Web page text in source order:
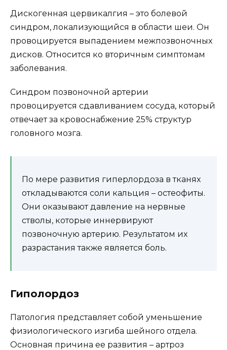
Дискогенная цервикалгия – это болевой
синдром, локализующийся в области шеи. Он
провоцируется выпадением межпозвоночных
дисков. Относится ко вторичным симптомам
заболевания.
Синдром позвоночной артерии
провоцируется сдавливанием сосуда, который
отвечает за кровоснабжение 25% структур
головного мозга.
По мере развития гиперлордоза в тканях
откладываются соли кальция – остеофиты.
Они оказывают давление на нервные
стволы, которые иннервируют
позвоночную артерию. Результатом их
разрастания также является боль.
Гиполордоз
Патология представляет собой уменьшение
физиологического изгиба шейного отдела.
Основная причина ее развития – артроз